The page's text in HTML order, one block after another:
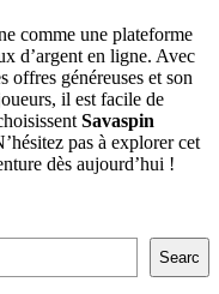
comme une plateforme
d’argent en ligne. Avec
offres généreuses et son
il est facile de
Savaspin
pas à explorer cet
dès aujourd’hui !
Searc